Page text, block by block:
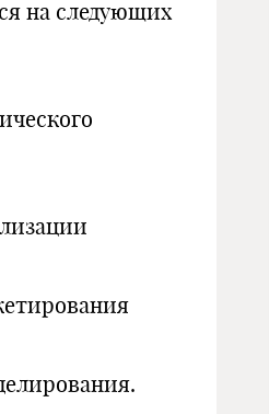
на следующих